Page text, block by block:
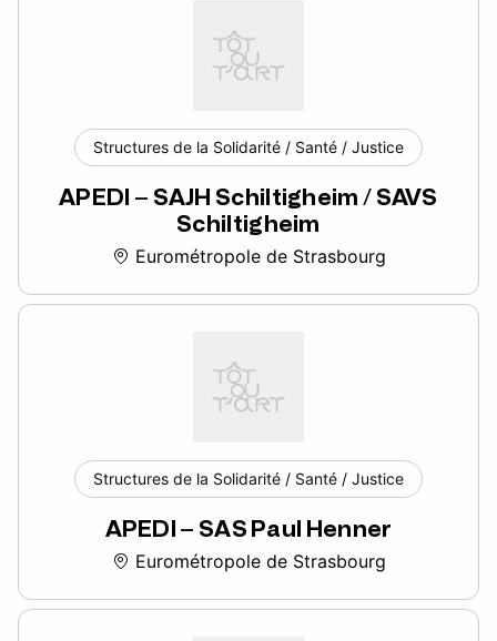
Structures de la Solidarité / Santé / Justice
APEDI – SAJH Schiltigheim / SAVS
Schiltigheim
Eurométropole de Strasbourg
Structures de la Solidarité / Santé / Justice
APEDI – SAS Paul Henner
Eurométropole de Strasbourg